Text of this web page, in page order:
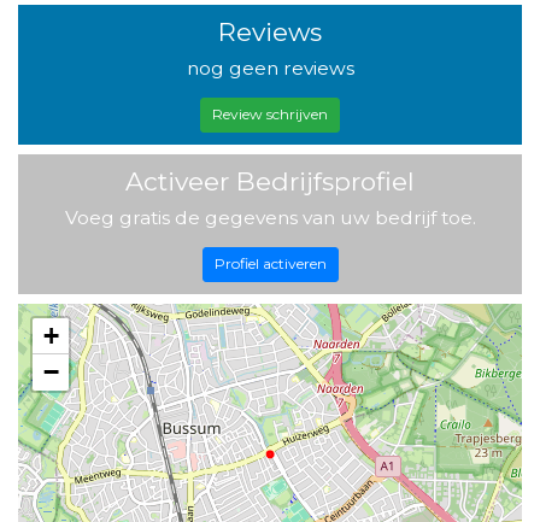
Reviews
nog geen reviews
Review schrijven
Activeer Bedrijfsprofiel
Voeg gratis de gegevens van uw bedrijf toe.
Profiel activeren
+
−